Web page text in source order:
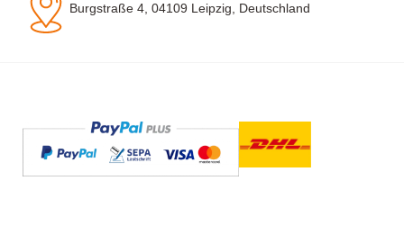
Burgstraße 4, 04109 Leipzig, Deutschland